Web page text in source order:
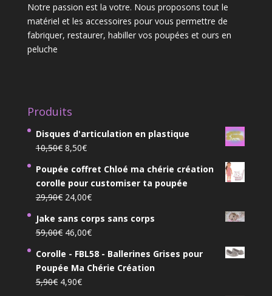
Notre passion est la votre. Nous proposons tout le
matériel et les accessoires pour vous permettre de
fabriquer, restaurer, habiller vos poupées et ours en
peluche
Produits
Disques d'articulation en plastique
10,50€ Le
initial
était :
10,50€.
8,50€Le
actuel
est :
8,50€.
Poupée coffret Chloé ma chérie création
corolle pour customiser ta poupée
29,90€ Le
initial
était :
29,90€.
24,00€Le
actuel
est :
24,00€.
Jake sans corps sans corps
59,00€ Le
initial
était :
59,00€.
46,00€Le
actuel
est :
Corolle - FBL58 - Ballerines Grises pour
Poupée Ma Chérie Création
5,90€ Le
4,90€Le